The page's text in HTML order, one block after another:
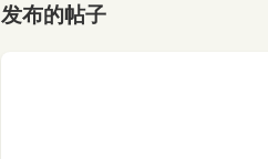
发布的帖子